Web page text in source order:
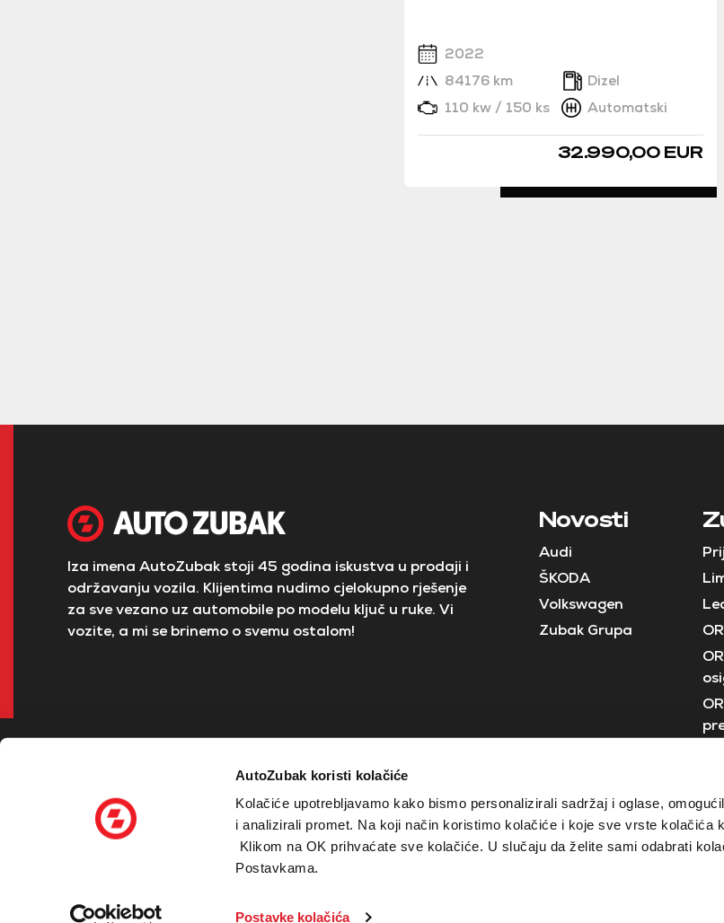
AutoZubak koristi kolačiće
Kolačiće upotrebljavamo kako bismo personalizirali sadržaj i oglase,
i analizirali promet. Na koji način koristimo kolačiće i koje sve vrste kolačića
Klikom na OK prihvaćate sve kolačiće. U slučaju da želite sami odabrati
Postavkama.
Postavke kolačića
2022
84176 km
Dizel
110 kw / 150 ks
Automatski
32.990,00 EUR
Iza imena AutoZubak stoji 45 godina iskustva u prodaji i
održavanju vozila. Klijentima nudimo cjelokupno rješenje
za sve vezano uz automobile po modelu ključ u ruke. Vi
vozite, a mi se brinemo o svemu ostalom!
Novosti
Audi
ŠKODA
Volkswagen
Zubak Grupa
© 2026 Zubak Grupa - sva prava pridržana Izjava o zaštiti privatnosti Opći uvjeti
Sesvetski Kraljevec